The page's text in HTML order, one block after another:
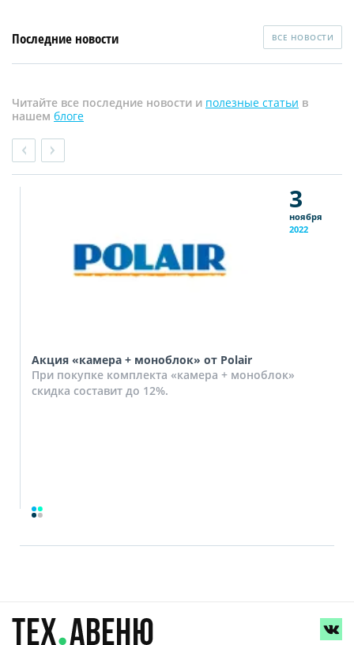
Последние новости ВСЕ НОВОСТИ
Читайте все последние новости и полезные статьи в
нашем блоге
3
ноября
2022
Акция «камера + моноблок» от Polair
При покупке комплекта «камера + моноблок»
скидка составит до 12%.